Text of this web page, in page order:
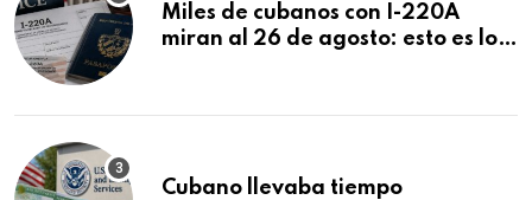
Miles de cubanos con I-220A
miran al 26 de agosto: esto es lo
Cubano llevaba tiempo